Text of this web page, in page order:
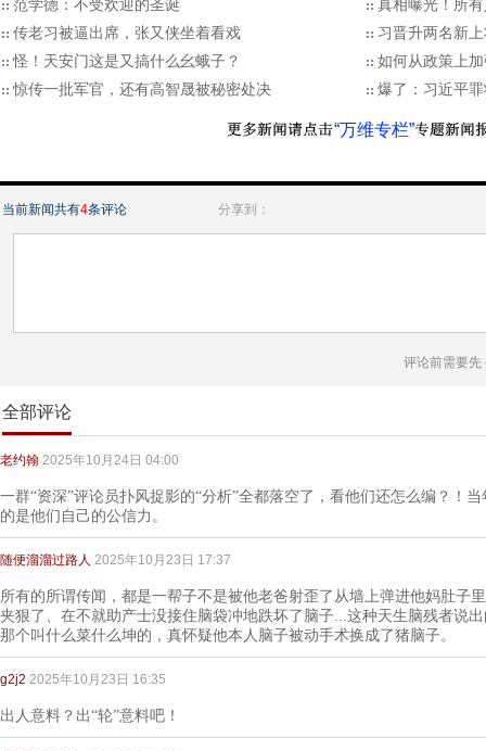
范学德：不受欢迎的圣诞
真相曝光！所
传老习被逼出席，张又侠坐着看戏
习晋升两名新
怪！天安门这是又搞什么幺蛾子？
如何从政策上
惊传一批军官，还有高智晟被秘密处决
爆了：习近平
“万维专栏”
当前新闻共有4条评论 分享到：
评论前需要先
全部评论
老约翰 2025年10月24日 04:00
一群“资深”评论员扑风捉影的“分析”全都落空了，看他们还怎么编？！
的是他们自己的公信力。
随便溜溜过路人 2025年10月23日 17:37
所有的所谓传闻，都是一帮子不是被他老爸射歪了从墙上弹进他妈肚子
夹狠了、在不就助产士没接住脑袋冲地跌坏了脑子...这种天生脑残者说
那个叫什么菜什么坤的，真怀疑他本人脑子被动手术换成了猪脑子。
g2j2 2025年10月23日 16:35
出人意料？出“轮”意料吧！